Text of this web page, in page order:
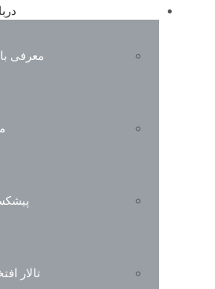
معرفی
تالار